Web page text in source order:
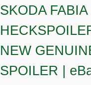
SKODA
NEW
SPOILER |